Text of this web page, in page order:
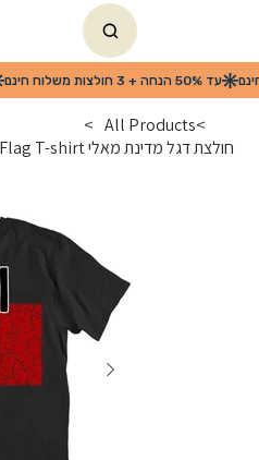
>
All Products
>
חולצת דגל מדינת מאלי Mali State Flag T-shirt